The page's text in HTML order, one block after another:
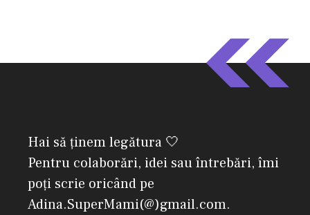
Hai să ținem legătura 🤍
Pentru colaborări, idei sau întrebări, îmi
poți scrie oricând pe
Adina.SuperMami(@)gmail.com.